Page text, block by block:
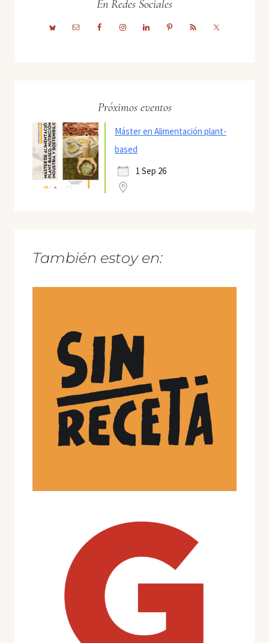
En Redes Sociales
Próximos eventos
Máster en Alimentación plant-
based
1 Sep 26
También estoy en: